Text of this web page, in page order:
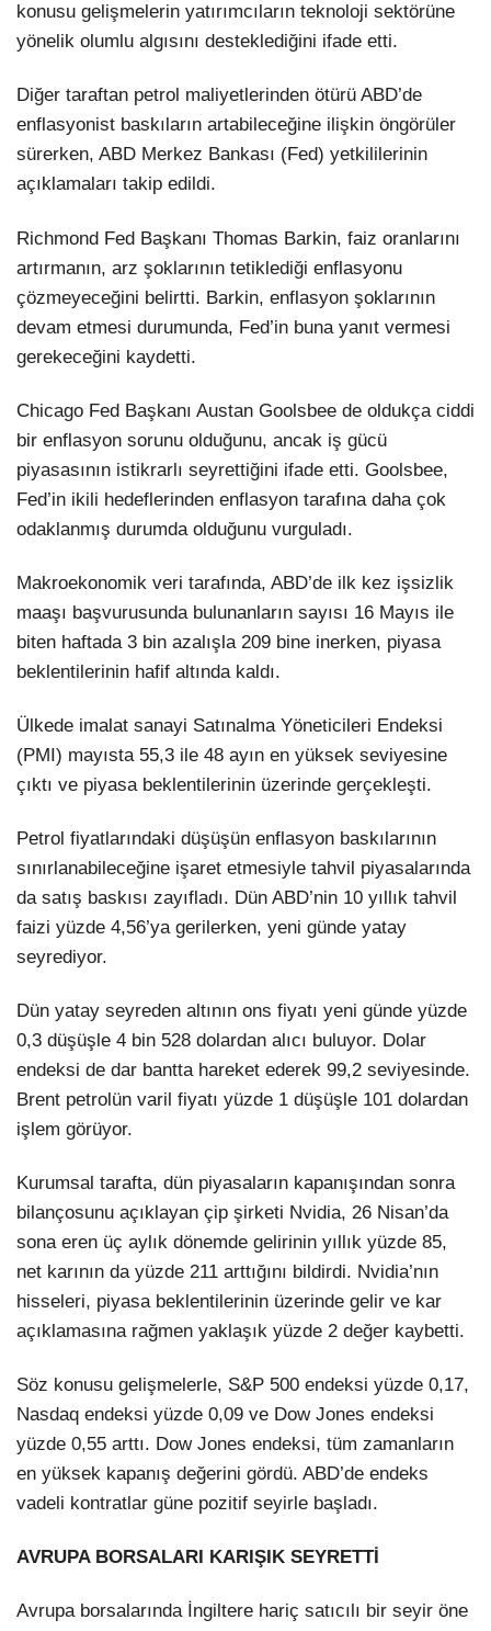
konusu gelişmelerin yatırımcıların teknoloji sektörüne
yönelik olumlu algısını desteklediğini ifade etti.
Diğer taraftan petrol maliyetlerinden ötürü ABD’de
enflasyonist baskıların artabileceğine ilişkin öngörüler
sürerken, ABD Merkez Bankası (Fed) yetkililerinin
açıklamaları takip edildi.
Richmond Fed Başkanı Thomas Barkin, faiz oranlarını
artırmanın, arz şoklarının tetiklediği enflasyonu
çözmeyeceğini belirtti. Barkin, enflasyon şoklarının
devam etmesi durumunda, Fed’in buna yanıt vermesi
gerekeceğini kaydetti.
Chicago Fed Başkanı Austan Goolsbee de oldukça ciddi
bir enflasyon sorunu olduğunu, ancak iş gücü
piyasasının istikrarlı seyrettiğini ifade etti. Goolsbee,
Fed’in ikili hedeflerinden enflasyon tarafına daha çok
odaklanmış durumda olduğunu vurguladı.
Makroekonomik veri tarafında, ABD’de ilk kez işsizlik
maaşı başvurusunda bulunanların sayısı 16 Mayıs ile
biten haftada 3 bin azalışla 209 bine inerken, piyasa
beklentilerinin hafif altında kaldı.
Ülkede imalat sanayi Satınalma Yöneticileri Endeksi
(PMI) mayısta 55,3 ile 48 ayın en yüksek seviyesine
çıktı ve piyasa beklentilerinin üzerinde gerçekleşti.
Petrol fiyatlarındaki düşüşün enflasyon baskılarının
sınırlanabileceğine işaret etmesiyle tahvil piyasalarında
da satış baskısı zayıfladı. Dün ABD’nin 10 yıllık tahvil
faizi yüzde 4,56’ya gerilerken, yeni günde yatay
seyrediyor.
Dün yatay seyreden altının ons fiyatı yeni günde yüzde
0,3 düşüşle 4 bin 528 dolardan alıcı buluyor. Dolar
endeksi de dar bantta hareket ederek 99,2 seviyesinde.
Brent petrolün varil fiyatı yüzde 1 düşüşle 101 dolardan
işlem görüyor.
Kurumsal tarafta, dün piyasaların kapanışından sonra
bilançosunu açıklayan çip şirketi Nvidia, 26 Nisan’da
sona eren üç aylık dönemde gelirinin yıllık yüzde 85,
net karının da yüzde 211 arttığını bildirdi. Nvidia’nın
hisseleri, piyasa beklentilerinin üzerinde gelir ve kar
açıklamasına rağmen yaklaşık yüzde 2 değer kaybetti.
Söz konusu gelişmelerle, S&P 500 endeksi yüzde 0,17,
Nasdaq endeksi yüzde 0,09 ve Dow Jones endeksi
yüzde 0,55 arttı. Dow Jones endeksi, tüm zamanların
en yüksek kapanış değerini gördü. ABD’de endeks
vadeli kontratlar güne pozitif seyirle başladı.
AVRUPA BORSALARI KARIŞIK SEYRETTİ
Avrupa borsalarında İngiltere hariç satıcılı bir seyir öne